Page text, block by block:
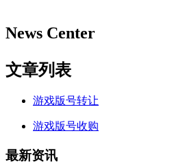
News Center
文章列表
游戏版号转让
游戏版号收购
最新资讯